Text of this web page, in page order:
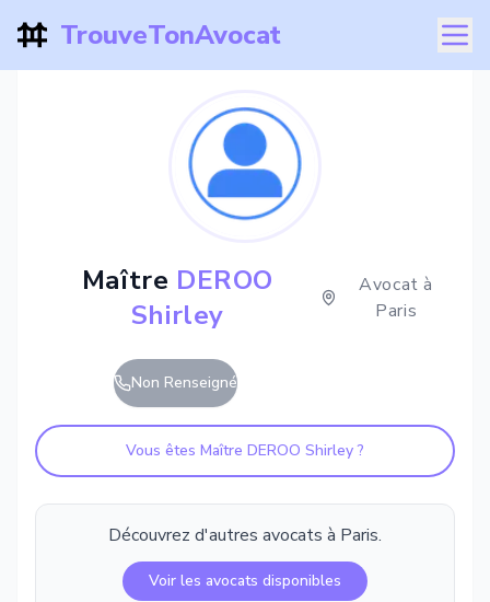
TrouveTonAvocat
Maître DEROO
Shirley
Avocat à
Paris
Non Renseigné
Vous êtes Maître DEROO Shirley?
Découvrez d'autres avocats à Paris.
Voir les avocats disponibles